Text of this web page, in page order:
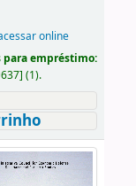
online
empréstimo:
] (1).